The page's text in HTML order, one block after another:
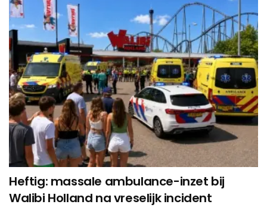
Heftig: massale ambulance-inzet bij
Walibi Holland na vreselijk incident